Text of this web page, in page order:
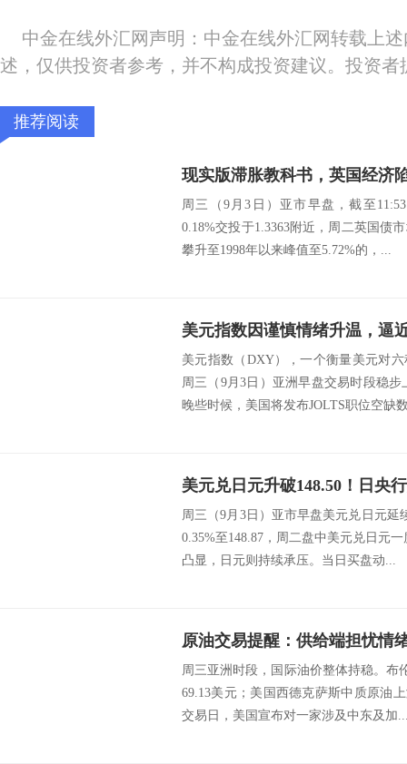
中金在线外汇网声明：中金在线外汇网转载上
述，仅供投资者参考，并不构成投资建议。投资
推荐阅读
现实版滞胀教科书，英国经济
周三（9月3日）亚市早盘，截至
0.18%交投于1.3363附近，周二英国债
攀升至1998年以来峰值至5.72%的，...
美元指数因谨慎情绪升温，逼
美元指数（DXY），一个衡量美元对
周三（9月3日）亚洲早盘交易时段稳
晚些时候，美国将发布JOLTS职位空缺
周三（9月3日）亚市早盘美元兑日元延
0.35%至148.87，周二盘中美元兑日元
凸显，日元则持续承压。当日买盘动...
周三亚洲时段，国际油价整体持稳。布
69.13美元；美国西德克萨斯中质原油
交易日，美国宣布对一家涉及中东及加